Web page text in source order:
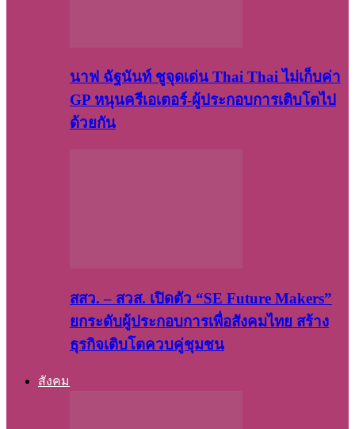
นาฟ ฉัฐนันท์ ชูจุดเด่น Thai Thai ไม่เก็บค่า
GP หนุนครีเอเตอร์-ผู้ประกอบการเติบโตไป
ด้วยกัน
สสว. – สวส. เปิดตัว “SE Future Makers”
ยกระดับผู้ประกอบการเพื่อสังคมไทย สร้าง
ธุรกิจเติบโตควบคู่ชุมชน
สังคม